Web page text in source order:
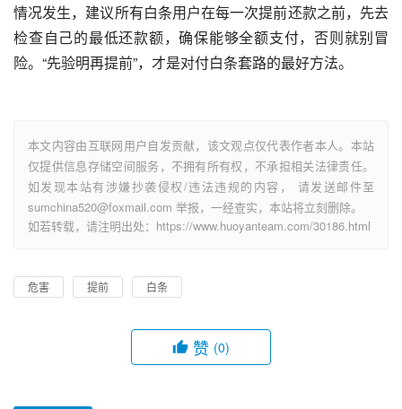
情况发生，建议所有白条用户在每一次提前还款之前，先去
检查自己的最低还款额，确保能够全额支付，否则就别冒
险。“先验明再提前”，才是对付白条套路的最好方法。
本文内容由互联网用户自发贡献，该文观点仅代表作者本人。本站
仅提供信息存储空间服务，不拥有所有权，不承担相关法律责任。
如发现本站有涉嫌抄袭侵权/违法违规的内容， 请发送邮件至
sumchina520@foxmail.com 举报，一经查实，本站将立刻删除。
如若转载，请注明出处：https://www.huoyanteam.com/30186.html
危害 提前 白条
赞 (0)